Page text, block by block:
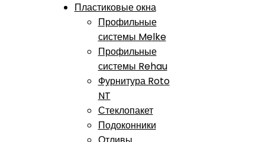
Пластиковые окна
Профильные
системы Melke
Профильные
системы Rehau
Фурнитура Roto
NT
Стеклопакет
Подоконники